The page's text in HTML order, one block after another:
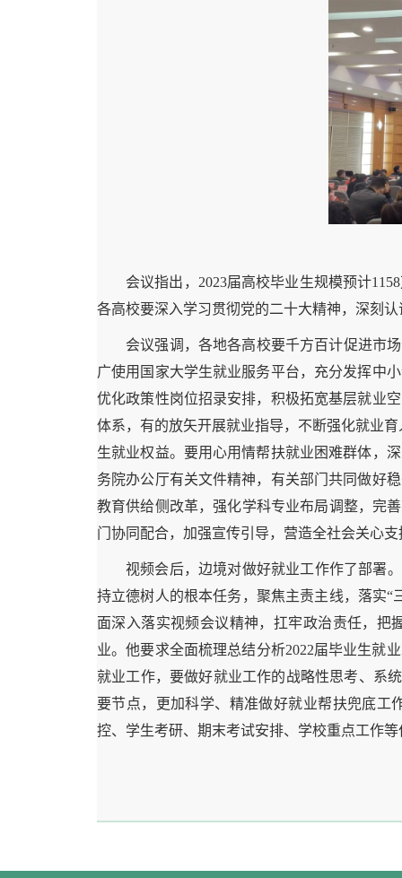
会议指出，2023届高校毕业生规模预计
各高校要深入学习贯彻党的二十大精神，深刻
会议强调，各地各高校要千方百计促进市
广使用国家大学生就业服务平台，充分发挥中
优化政策性岗位招录安排，积极拓宽基层就业
体系，有的放矢开展就业指导，不断强化就业
生就业权益。要用心用情帮扶就业困难群体，
务院办公厅有关文件精神，有关部门共同做好
教育供给侧改革，强化学科专业布局调整，完
门协同配合，加强宣传引导，营造全社会关心
视频会后，边境对做好就业工作作了部署
持立德树人的根本任务，聚焦主责主线，落实
面深入落实视频会议精神，扛牢政治责任，把
业。他要求全面梳理总结分析2022届毕业生就
就业工作，要做好就业工作的战略性思考、系
要节点，更加科学、精准做好就业帮扶兜底工
控、学生考研、期末考试安排、学校重点工作